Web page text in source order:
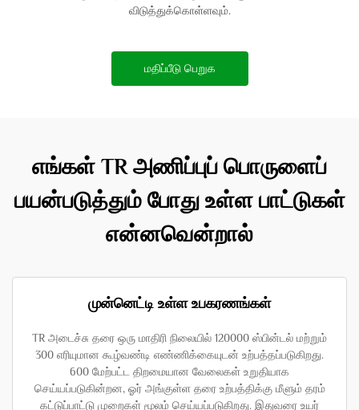
விடுத்துக்கொள்ளவும்.
மதிப்பீடு பெறுக
எங்கள் TR அணிப்புப் பொருளைப்
பயன்படுத்தும் போது உள்ள பாட்டுகள்
என்னவென்றால்
முன்னெட்டி உள்ள உபகரணங்கள்
TR அடைச்சு தரை ஒரு மாதிரி நிலையில் 120000 ஸ்பின்டல் மற்றும்
300 எரியுமான கூழ்வண்டி எண்ணிக்கையுடன் உற்பத்தப்படுகிறது.
600 மேற்பட்ட திறமையான வேலைகள் உறுதியாக
செய்யப்படுகின்றன, ஓர் அங்குள்ள தரை உற்பத்திக்கு மீளும் தரம்
கட்டுப்பாட்டு முறைகள் மூலம் செய்யப்படுகிறது. இதுவரை உயர்